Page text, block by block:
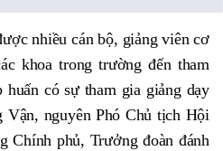
nhiều cán bộ, giảng viên cơ
khoa trong trường đến tham
huấn có sự tham gia giảng dạy
Vận, nguyên Phó Chủ tịch Hội
Chính phủ, Trưởng đoàn đánh